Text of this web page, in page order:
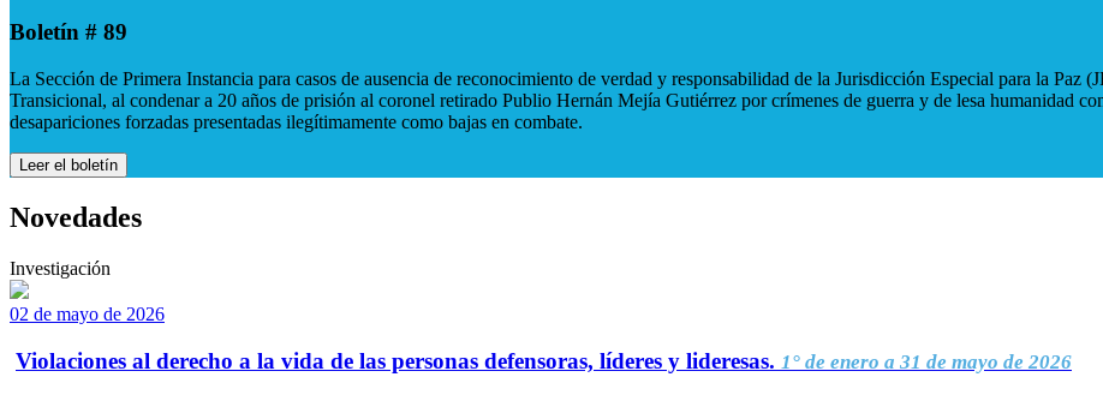
Boletín # 89
La Sección de Primera Instancia para casos de ausencia de reconocimiento de verdad y responsabilidad de la Jurisdicción Especial para la Paz
Transicional, al condenar a 20 años de prisión al coronel retirado Publio Hernán Mejía Gutiérrez por crímenes de guerra y de lesa humanidad
desapariciones forzadas presentadas ilegítimamente como bajas en combate.
Leer el boletín
Novedades
Investigación
02 de mayo de 2026
Violaciones al derecho a la vida de las personas defensoras, líderes y lideresas. 1° de enero a 31 de mayo de 2026